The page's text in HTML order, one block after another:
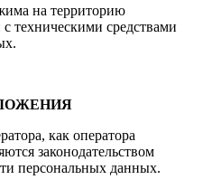
на территорию
техническими средствами
как оператора
законодательством
персональных данных.